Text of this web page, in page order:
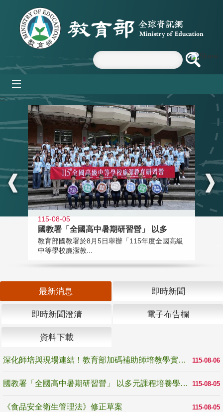
跳到主要內容區塊
:::
115-08-05
國教署「全國高中暑期研習營」 以多
教育部國教署於8月5日舉辦「115年度全國高級
中等學校廉潔教...
最新消息 即時新聞
即時新聞澄清 電子布告欄
資料下載
115-08-06
深化師培與現場連結！教育部加碼補助師培教學實踐研究 10月師培國際研討會交流教學實踐經驗
115-08-05
國教署「全國高中暑期研習營」 以多元課程培養學生瞭解誠信專業與倫理價值
115-08-05
《食品安全衛生管理法》修正草案